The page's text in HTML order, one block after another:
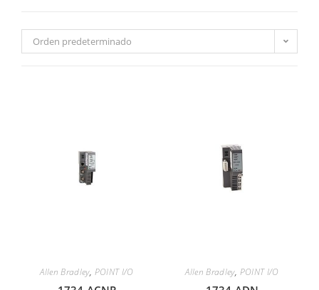
Orden predeterminado
Allen Bradley, POINT I/O Allen Bradley, POINT I/O